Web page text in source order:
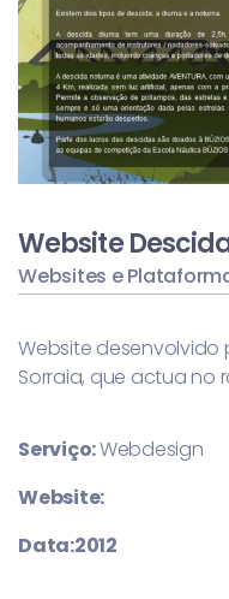
Website
Websites e
Website desenvolvido
Sorraia, que actua no
Serviço:Webdesign
Website:
Data:2012